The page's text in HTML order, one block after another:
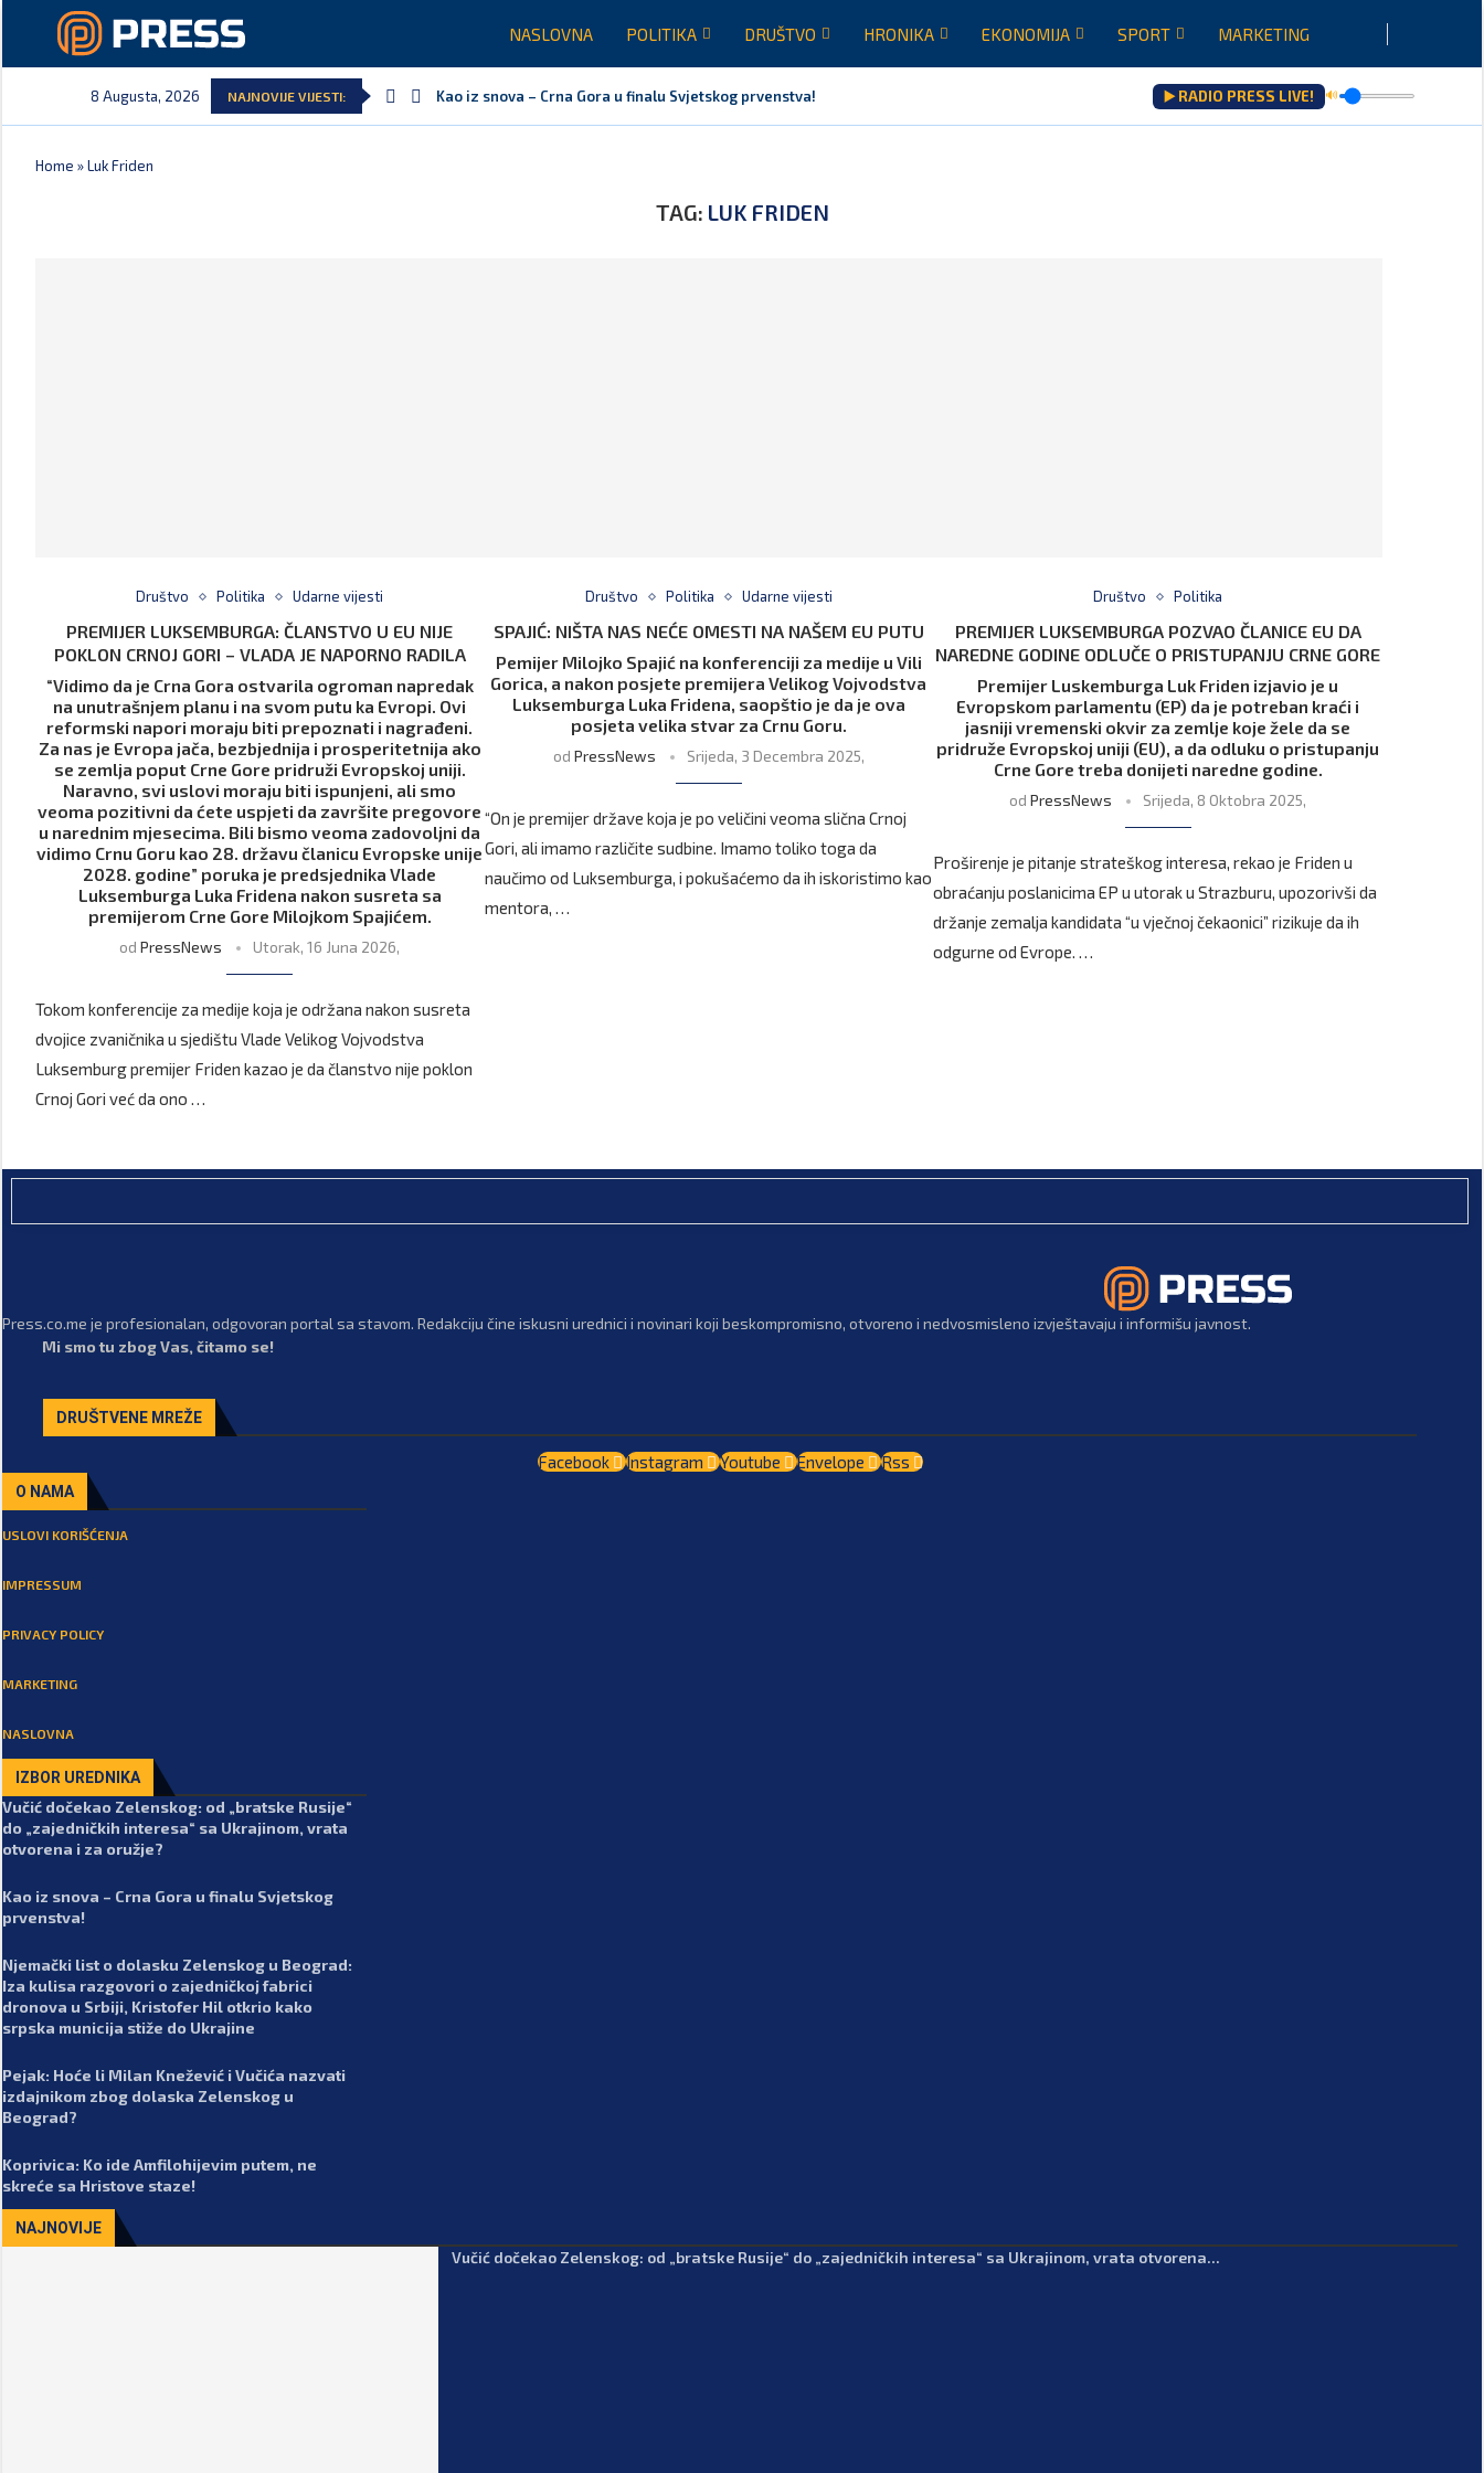
NASLOVNA POLITIKA DRUŠTVO HRONIKA EKONOMIJA SPORT MARKETING
8 Augusta, 2026 NAJNOVIJE VIJESTI: Kao iz snova – Crna Gora u finalu Svjetskog prvenstva! ▶️ RADIO PRESS LIVE! 🔊
Home »Luk Friden
TAG: LUK FRIDEN
Društvo Politika Udarne vijesti
PREMIJER LUKSEMBURGA: ČLANSTVO U EU NIJE
POKLON CRNOJ GORI – VLADA JE NAPORNO RADILA
“Vidimo da je Crna Gora ostvarila ogroman napredak
na unutrašnjem planu i na svom putu ka Evropi. Ovi
reformski napori moraju biti prepoznati i nagrađeni.
Za nas je Evropa jača, bezbjednija i prosperitetnija ako
se zemlja poput Crne Gore pridruži Evropskoj uniji.
Naravno, svi uslovi moraju biti ispunjeni, ali smo
veoma pozitivni da ćete uspjeti da završite pregovore
u narednim mjesecima. Bili bismo veoma zadovoljni da
vidimo Crnu Goru kao 28. državu članicu Evropske unije
2028. godine” poruka je predsjednika Vlade
Luksemburga Luka Fridena nakon susreta sa
premijerom Crne Gore Milojkom Spajićem.
odPressNews Utorak, 16 Juna 2026,
Tokom konferencije za medije koja je održana nakon susreta
dvojice zvaničnika u sjedištu Vlade Velikog Vojvodstva
Luksemburg premijer Friden kazao je da članstvo nije poklon
Crnoj Gori već da ono …
Društvo Politika Udarne vijesti
SPAJIĆ: NIŠTA NAS NEĆE OMESTI NA NAŠEM EU PUTU
Pemijer Milojko Spajić na konferenciji za medije u Vili
Gorica, a nakon posjete premijera Velikog Vojvodstva
Luksemburga Luka Fridena, saopštio je da je ova
posjeta velika stvar za Crnu Goru.
od PressNews Srijeda, 3 Decembra 2025,
“On je premijer države koja je po veličini veoma slična Crnoj
Gori, ali imamo različite sudbine. Imamo toliko toga da
naučimo od Luksemburga, i pokušaćemo da ih iskoristimo kao
mentora, …
Društvo Politika
PREMIJER LUKSEMBURGA POZVAO ČLANICE EU DA
NAREDNE GODINE ODLUČE O PRISTUPANJU CRNE GORE
Premijer Luskemburga Luk Friden izjavio je u
Evropskom parlamentu (EP) da je potreban kraći i
jasniji vremenski okvir za zemlje koje žele da se
pridruže Evropskoj uniji (EU), a da odluku o pristupanju
Crne Gore treba donijeti naredne godine.
odPressNews Srijeda, 8 Oktobra 2025,
Proširenje je pitanje strateškog interesa, rekao je Friden u
obraćanju poslanicima EP u utorak u Strazburu, upozorivši da
držanje zemalja kandidata “u vječnoj čekaonici” rizikuje da ih
odgurne od Evrope. …
Press.co.me je profesionalan, odgovoran portal sa stavom. Redakciju čine iskusni urednici i novinari koji beskompromisno, otvoreno i nedvosmisleno izvještavaju i informišu javnost.
Mi smo tu zbog Vas, čitamo se!
DRUŠTVENE MREŽE
Facebook Instagram Youtube Envelope Rss
O NAMA
USLOVI KORIŠĆENJA
IMPRESSUM
PRIVACY POLICY
MARKETING
NASLOVNA
IZBOR UREDNIKA
Vučić dočekao Zelenskog: od „bratske Rusije“
do „zajedničkih interesa“ sa Ukrajinom, vrata
otvorena i za oružje?
Kao iz snova – Crna Gora u finalu Svjetskog
prvenstva!
Njemački list o dolasku Zelenskog u Beograd:
Iza kulisa razgovori o zajedničkoj fabrici
dronova u Srbiji, Kristofer Hil otkrio kako
srpska municija stiže do Ukrajine
Pejak: Hoće li Milan Knežević i Vučića nazvati
izdajnikom zbog dolaska Zelenskog u
Beograd?
Koprivica: Ko ide Amfilohijevim putem, ne
skreće sa Hristove staze!
NAJNOVIJE
Vučić dočekao Zelenskog: od „bratske Rusije“ do „zajedničkih interesa“ sa Ukrajinom, vrata otvorena...